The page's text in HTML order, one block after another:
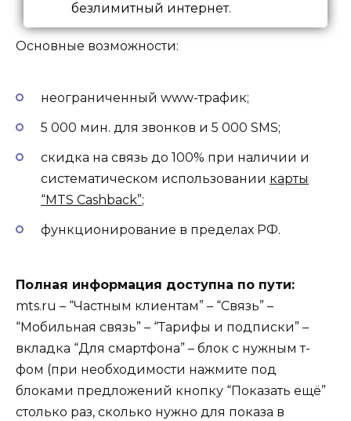
безлимитный интернет.
Основные возможности:
неограниченный www-трафик;
5 000 мин. для звонков и 5 000 SMS;
скидка на связь до 100% при наличии и
систематическом использовании карты
“MTS Cashback”;
функционирование в пределах РФ.
Полная информация доступна по пути:
mts.ru – “Частным клиентам” – “Связь” –
“Мобильная связь” – “Тарифы и подписки” –
вкладка “Для смартфона” – блок с нужным т-
фом (при необходимости нажмите под
блоками предложений кнопку “Показать ещё”
столько раз, сколько нужно для показа в